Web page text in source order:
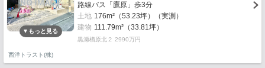
路線バス「鷹原」歩3分
土地 176m²（53.23坪）（実測）
建物 111.79m²（33.81坪）
黒瀬楢原北２ 2990万円
西洋トラスト(株)